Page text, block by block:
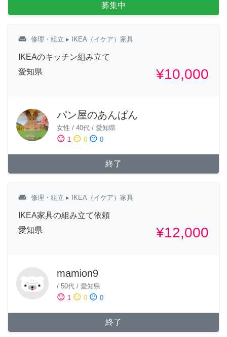
募集中
weekend 修理・組立 ▸ IKEA（イケア）家具
IKEAのキッチン組み立て
愛知県
¥10,000
パン屋のあんぱん
女性 / 40代 / 愛知県
sentiment_satisfied 1 sentiment_neutral 0 sentiment_dissatisfied 0
終了
weekend 修理・組立 ▸ IKEA（イケア）家具
IKEA家具の組み立て依頼
愛知県
¥12,000
mamion9
/ 50代 / 愛知県
sentiment_satisfied 1 sentiment_neutral 0 sentiment_dissatisfied 0
終了